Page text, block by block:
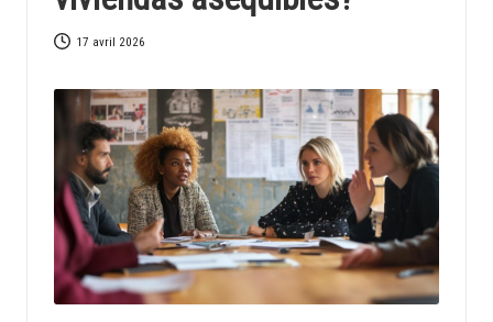
l
a
n
d
s
p
r
o
17 avril 2026